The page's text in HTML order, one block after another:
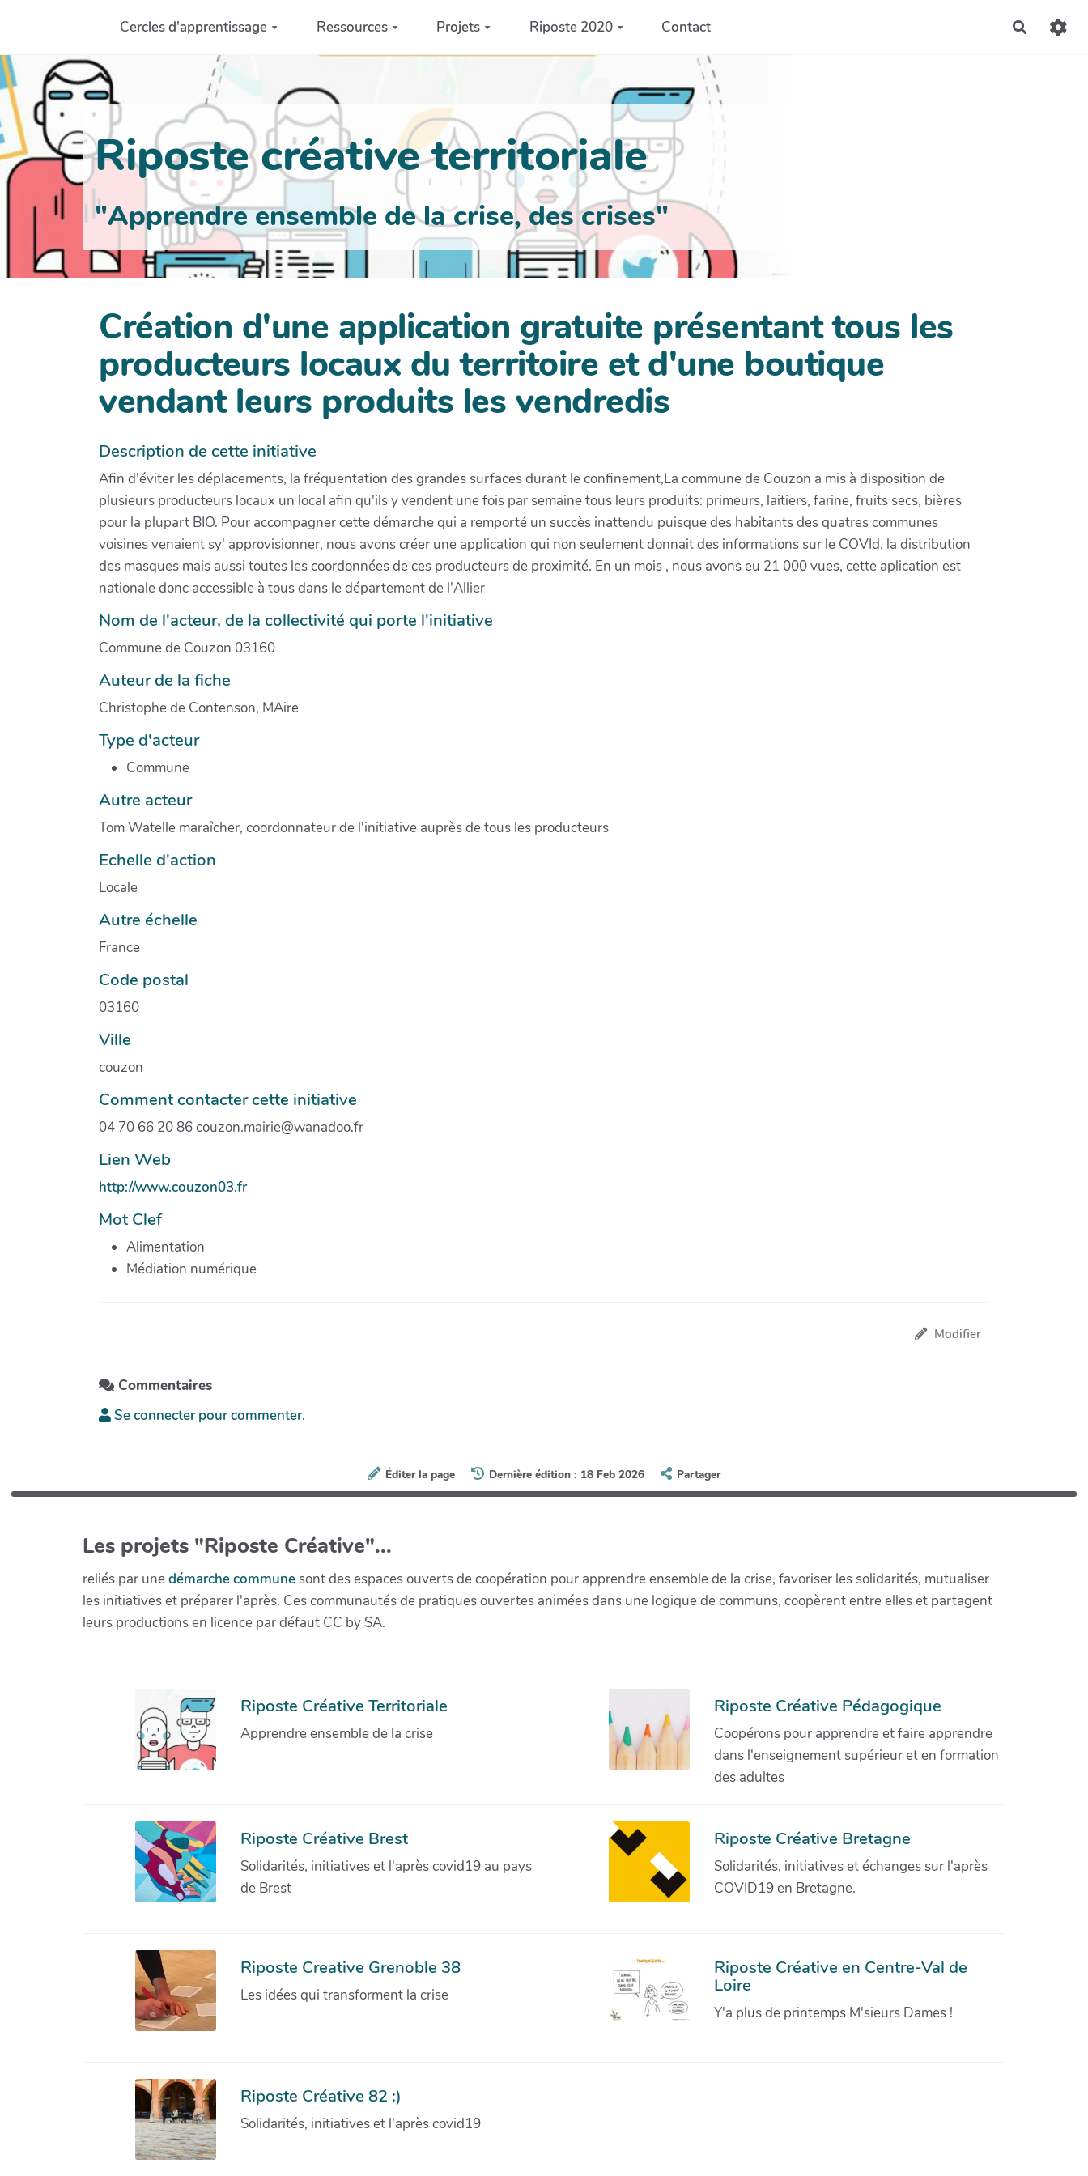
Aller au contenu principalCercles d'apprentissage Ressources Projets Riposte 2020 Contact
Riposte créative territoriale
"Apprendre ensemble de la crise, des crises"
Création d'une application gratuite présentant tous les
producteurs locaux du territoire et d'une boutique
vendant leurs produits les vendredis
Description de cette initiative
Afin d'éviter les déplacements, la fréquentation des grandes surfaces durant le confinement,La commune de Couzon a mis à disposition de
plusieurs producteurs locaux un local afin qu'ils y vendent une fois par semaine tous leurs produits: primeurs, laitiers, farine, fruits secs, bières
pour la plupart BIO. Pour accompagner cette démarche qui a remporté un succès inattendu puisque des habitants des quatres communes
voisines venaient sy' approvisionner, nous avons créer une application qui non seulement donnait des informations sur le COVId, la distribution
des masques mais aussi toutes les coordonnées de ces producteurs de proximité. En un mois , nous avons eu 21 000 vues, cette aplication est
nationale donc accessible à tous dans le département de l'Allier
Nom de l'acteur, de la collectivité qui porte l'initiative
Commune de Couzon 03160
Auteur de la fiche
Christophe de Contenson, MAire
Type d'acteur
Commune
Autre acteur
Tom Watelle maraîcher, coordonnateur de l'initiative auprès de tous les producteurs
Echelle d'action
Locale
Autre échelle
France
Code postal
03160
Ville
couzon
Comment contacter cette initiative
04 70 66 20 86 couzon.mairie@wanadoo.fr
Lien Web
http://www.couzon03.fr
Mot Clef
Alimentation
Médiation numérique
Modifier
Commentaires
Se connecter pour commenter.
Éditer la page Dernière édition : 18 Feb 2026 Partager
Les projets "Riposte Créative"...
reliés par unedémarche communesont des espaces ouverts de coopération pour apprendre ensemble de la crise, favoriser les solidarités, mutualiser
les initiatives et préparer l'après. Ces communautés de pratiques ouvertes animées dans une logique de communs, coopèrent entre elles et partagent
leurs productions en licence par défaut CC by SA.
Riposte Créative Territoriale
Apprendre ensemble de la crise
Riposte Créative Pédagogique
Coopérons pour apprendre et faire apprendre
dans l'enseignement supérieur et en formation
des adultes
Riposte Créative Brest
Solidarités, initiatives et l'après covid19 au pays
de Brest
Riposte Créative Bretagne
Solidarités, initiatives et échanges sur l'après
COVID19 en Bretagne.
Riposte Creative Grenoble 38
Les idées qui transforment la crise
Riposte Créative en Centre-Val de
Loire
Y'a plus de printemps M'sieurs Dames !
Riposte Créative 82 :)
Solidarités, initiatives et l'après covid19